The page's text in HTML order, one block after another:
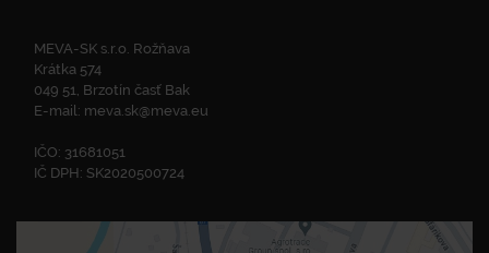
MEVA-SK s.r.o. Rožňava
Krátka 574
049 51, Brzotín časť Bak
E-mail: meva.sk@meva.eu
IČO: 31681051
IČ DPH: SK2020500724